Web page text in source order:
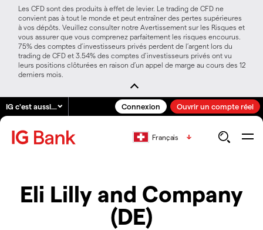
Les CFD sont des produits à effet de levier. Le trading de CFD ne
convient pas à tout le monde et peut entraîner des pertes supérieures
à vos dépôts. Veuillez consulter notre Avertissement sur les Risques et
vous assurer que vous comprenez parfaitement les risques encourus.
75% des comptes d’investisseurs privés perdent de l’argent lors du
trading de CFD et 3.54% des comptes d’investisseurs privés ont vu
leurs positions clôturées en raison d’un appel de marge au cours des 12
derniers mois.
IG c'est aussi… Connexion Ouvrir un compte réel
Français
Eli Lilly and Company
(DE)